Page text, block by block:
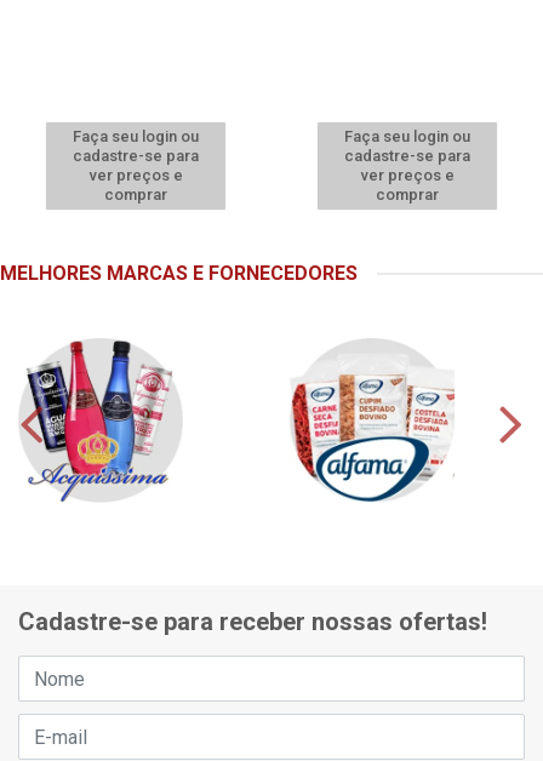
Faça seu login ou
cadastre-se para
ver preços e
comprar
Faça seu login ou
cadastre-se para
ver preços e
comprar
MELHORES MARCAS E FORNECEDORES
Cadastre-se para receber nossas ofertas!